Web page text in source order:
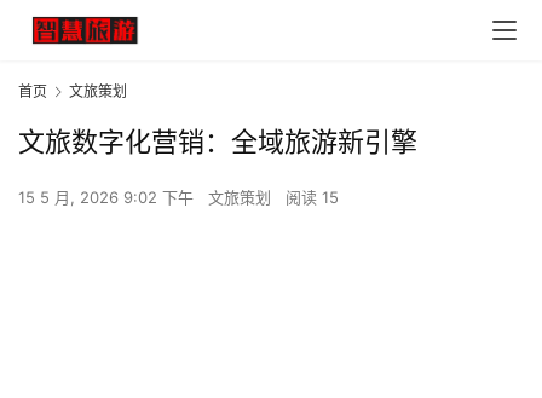
首页 文旅策划
文旅数字化营销：全域旅游新引擎
15 5 月, 2026 9:02 下午 文旅策划 阅读 15